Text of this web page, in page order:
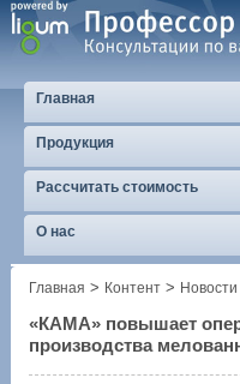
Главная
Продукция
Рассчитать стоимость
О нас
Главная > Контент > Новости
«КАМА» повышает
производства